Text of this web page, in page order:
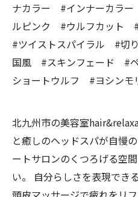
ナカラー #インナーカラ
ルピンク #ウルフカット
#ツイストスパイラル #
国風 #スキンフェード #
ショートウルフ #ヨシンモ
北九州市の美容室
と癒しのヘッドスパが自慢
ートサロンのくつろげる空
い。 自分らしさを表現でき